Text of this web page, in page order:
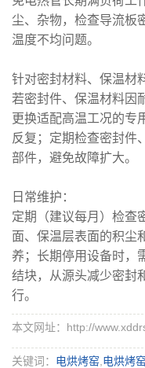
尘、杂物，检查导流板
温度不均问题。
针对密封材料、保温材
若密封件、保温材料因
更换适配高温工况的专
反复；定期检查密封件
部件，避免故障扩大。
日常维护：
定期（建议每月）检查
面、保温层表面的积尘
养；长期停用设备时，
结块，从源头减少密封
行。
本文网址：http://
关键词： 电烘烤窑 电烘烤